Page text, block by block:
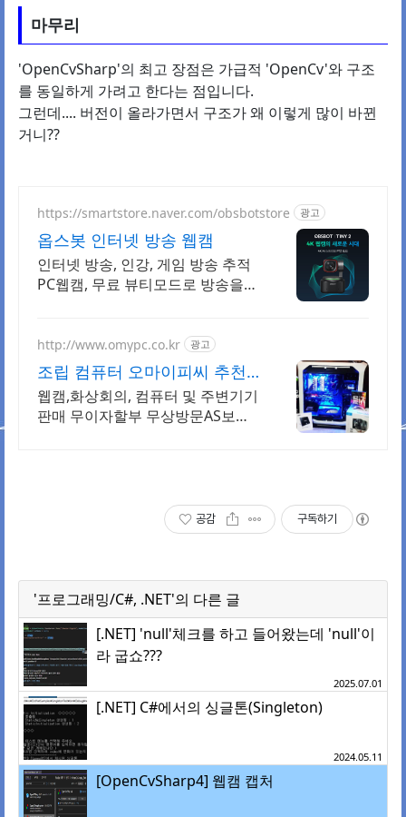
마무리
'OpenCvSharp'의 최고 장점은 가급적 'OpenCv'와 구조
를 동일하게 가려고 한다는 점입니다.
그런데.... 버전이 올라가면서 구조가 왜 이렇게 많이 바뀐
거니??
https://smartstore.naver.com/obsbotstore 광고
옵스봇 인터넷 방송 웹캠
인터넷 방송, 인강, 게임 방송 추적
PC웹캠, 무료 뷰티모드로 방송을
http://www.omypc.co.kr 광고
조립 컴퓨터 오마이피씨 추천
믿을수 있는 24년차 쇼핑몰
웹캠,화상회의, 컴퓨터 및 주변기기
판매 무이자할부 무상방문AS보증
공감 구독하기
'프로그래밍/C#, .NET'의 다른 글
[.NET] 'null'체크를 하고 들어왔는데 'null'이
라 굽쇼???
2025.07.01
[.NET] C#에서의 싱글톤(Singleton)
2024.05.11
[OpenCvSharp4] 웹캠 캡처